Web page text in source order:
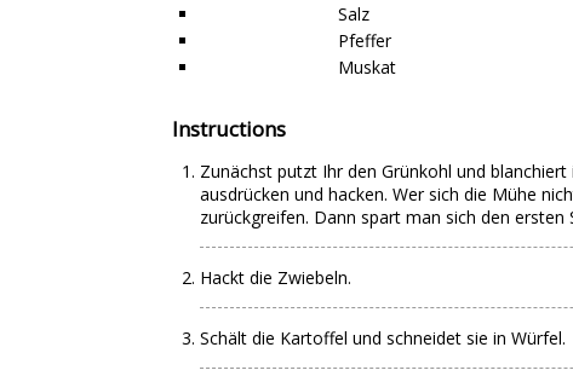
Salz
Pfeffer
Muskat
Instructions
Zunächst putzt Ihr den Grünkohl und
ausdrücken und hacken. Wer sich die Mühe
zurückgreifen. Dann spart man sich den ersten
Hackt die Zwiebeln.
Schält die Kartoffel und schneidet sie in Würfel.